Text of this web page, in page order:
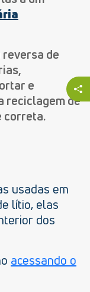
de
e
reciclagem de
correta.
usadas em
lítio, elas
dos
acessando o